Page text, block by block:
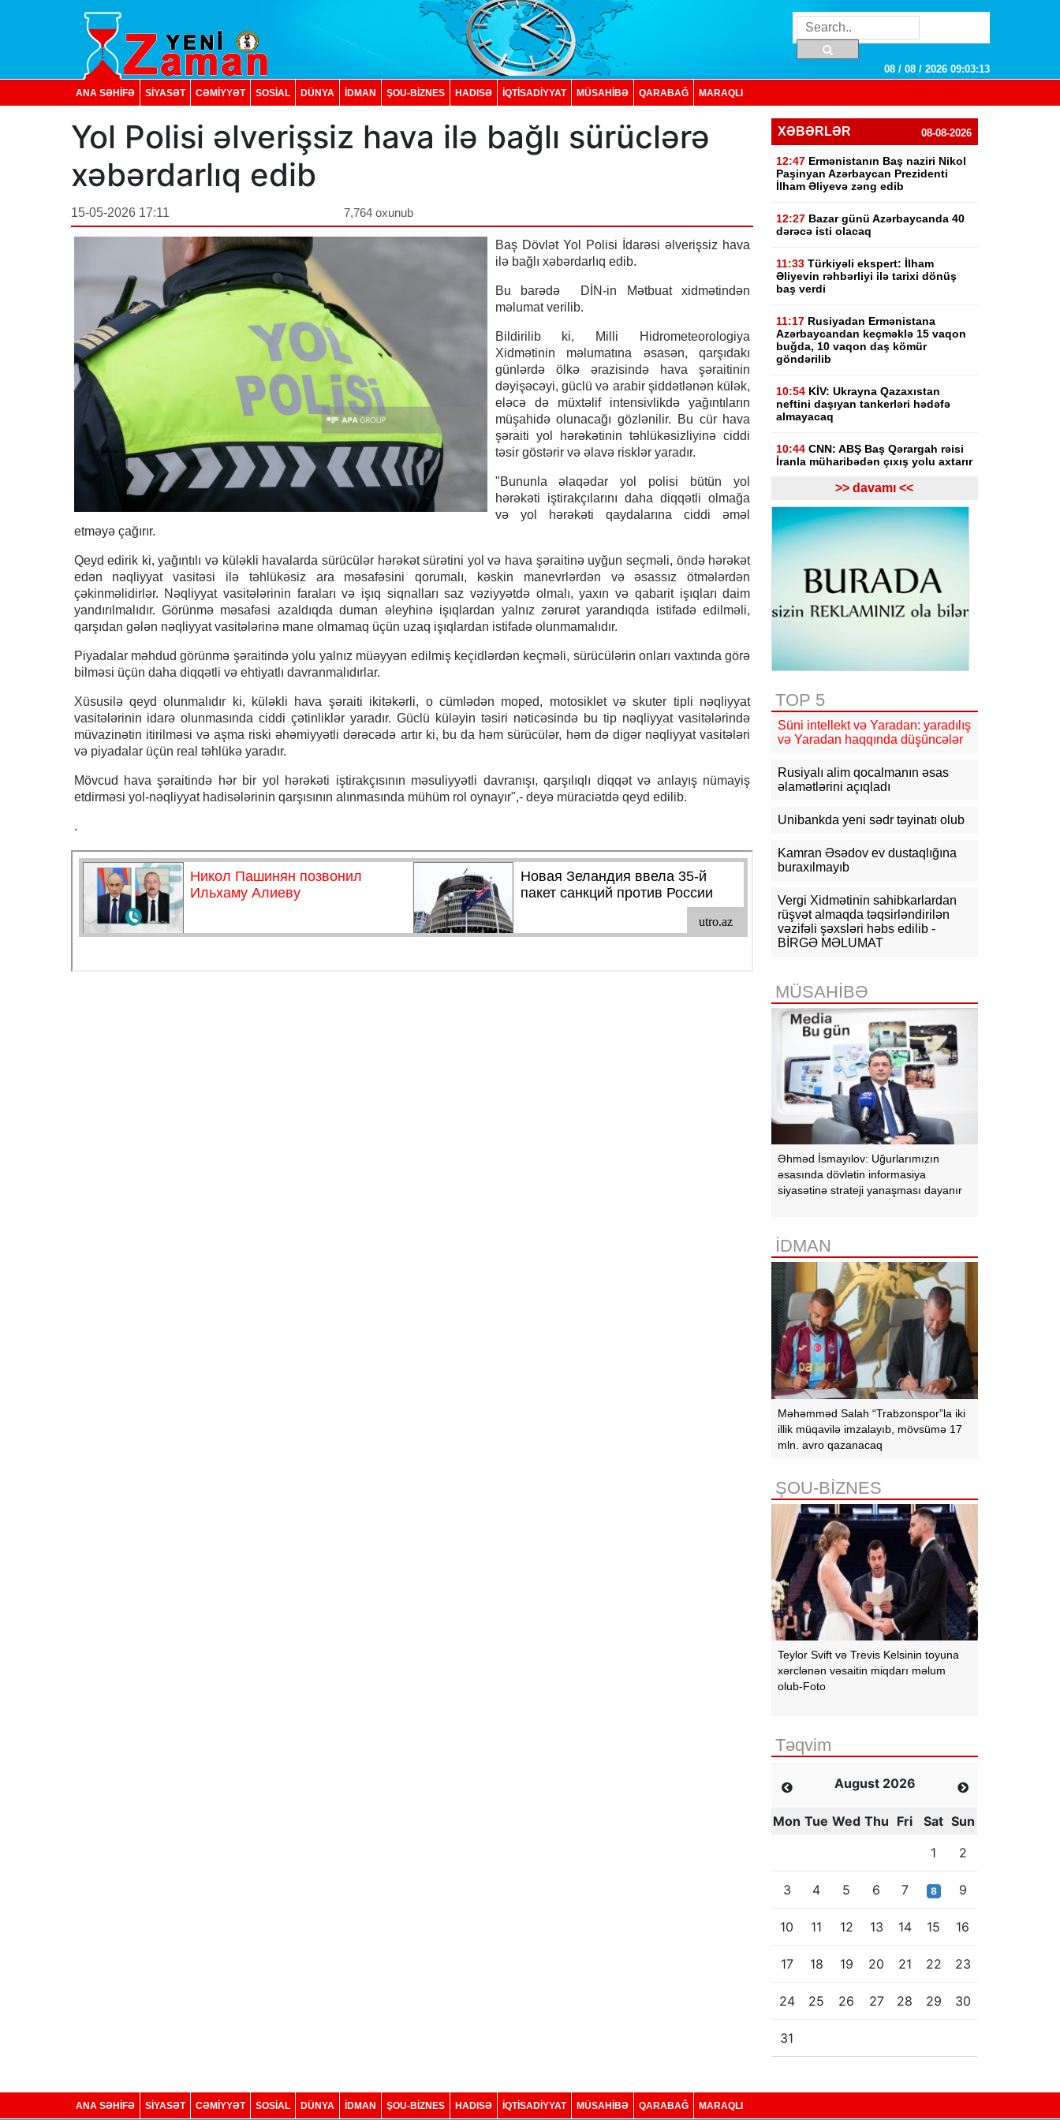
08 / 08 / 2026 09:03:14
ANA SƏHİFƏ SİYASƏT CƏMİYYƏT SOSIAL DÜNYA İDMAN ŞOU-BİZNES HADISƏ İQTISADIYYAT MÜSAHİBƏ QARABAĞ MARAQLI
Yol Polisi əlverişsiz hava ilə bağlı sürüclərə
xəbərdarlıq edib
15-05-2026 17:11 7,764 oxunub
Baş Dövlət Yol Polisi İdarəsi əlverişsiz hava
ilə bağlı xəbərdarlıq edib.
Bu barədə DİN-in Mətbuat xidmətindən
məlumat verilib.
Bildirilib ki, Milli Hidrometeorologiya
Xidmətinin məlumatına əsasən, qarşıdakı
günlərdə ölkə ərazisində hava şəraitinin
dəyişəcəyi, güclü və arabir şiddətlənən külək,
eləcə də müxtəlif intensivlikdə yağıntıların
müşahidə olunacağı gözlənilir. Bu cür hava
şəraiti yol hərəkətinin təhlükəsizliyinə ciddi
təsir göstərir və əlavə risklər yaradır.
"Bununla əlaqədar yol polisi bütün yol
hərəkəti iştirakçılarını daha diqqətli olmağa
və yol hərəkəti qaydalarına ciddi əməl
etməyə çağırır.
Qeyd edirik ki, yağıntılı və küləkli havalarda sürücülər hərəkət sürətini yol və hava şəraitinə uyğun seçməli, öndə hərəkət
edən nəqliyyat vasitəsi ilə təhlükəsiz ara məsafəsini qorumalı, kəskin manevrlərdən və əsassız ötmələrdən
çəkinməlidirlər. Nəqliyyat vasitələrinin faraları və işıq siqnalları saz vəziyyətdə olmalı, yaxın və qabarit işıqları daim
yandırılmalıdır. Görünmə məsafəsi azaldıqda duman əleyhinə işıqlardan yalnız zərurət yarandıqda istifadə edilməli,
qarşıdan gələn nəqliyyat vasitələrinə mane olmamaq üçün uzaq işıqlardan istifadə olunmamalıdır.
Piyadalar məhdud görünmə şəraitində yolu yalnız müəyyən edilmiş keçidlərdən keçməli, sürücülərin onları vaxtında görə
bilməsi üçün daha diqqətli və ehtiyatlı davranmalıdırlar.
Xüsusilə qeyd olunmalıdır ki, küləkli hava şəraiti ikitəkərli, o cümlədən moped, motosiklet və skuter tipli nəqliyyat
vasitələrinin idarə olunmasında ciddi çətinliklər yaradır. Güclü küləyin təsiri nəticəsində bu tip nəqliyyat vasitələrində
müvazinətin itirilməsi və aşma riski əhəmiyyətli dərəcədə artır ki, bu da həm sürücülər, həm də digər nəqliyyat vasitələri
və piyadalar üçün real təhlükə yaradır.
Mövcud hava şəraitində hər bir yol hərəkəti iştirakçısının məsuliyyətli davranışı, qarşılıqlı diqqət və anlayış nümayiş
etdirməsi yol-nəqliyyat hadisələrinin qarşısının alınmasında mühüm rol oynayır",- deyə müraciətdə qeyd edilib.
.
XƏBƏRLƏR 08-08-2026
12:47 Ermənistanın Baş naziri Nikol
Paşinyan Azərbaycan Prezidenti
İlham Əliyevə zəng edib
12:27 Bazar günü Azərbaycanda 40
dərəcə isti olacaq
11:33 Türkiyəli ekspert: İlham
Əliyevin rəhbərliyi ilə tarixi dönüş
baş verdi
11:17 Rusiyadan Ermənistana
Azərbaycandan keçməklə 15 vaqon
buğda, 10 vaqon daş kömür
göndərilib
10:54 KİV: Ukrayna Qazaxıstan
neftini daşıyan tankerləri hədəfə
almayacaq
10:44 CNN: ABŞ Baş Qərargah rəisi
İranla müharibədən çıxış yolu axtarır
Ermənistanın Baş naziri: Yaxın
vaxtlarda TRIPP layihəsinin praktiki
icrasına başlayacağıq
10:15
səhifəsi bağlanıb, sülh bərqərar
09:58
Paşinyan: Ermənistan ötən il
investisiya qoyulacaq
09:14 NYT: ABŞ Kubanın rəhbəri
vəzifəsinə namizəd axtarır
09:04Azərbaycan XİN
Gürcüstandakı münaqişənin sülh
yolu ilə həllinə dəstəyini təsdiqləyib
08:57Azərbaycan-ABŞ strateji
memorandumun imzalanmasının bir
ili tamam olur
07-08-2026
19:03 Bəzi yerlərə yağış yağacaq,
dolu düşəcək - XƏBƏRDARLIQ
üzərindən neft ixracını
genişləndirməyi planlaşdırır
>> davamı <<
TOP 5
Süni intellekt və Yaradan: yaradılış
və Yaradan haqqında düşüncələr
Rusiyalı alim qocalmanın əsas
əlamətlərini açıqladı
Unibankda yeni sədr təyinatı olub
Kamran Əsədov ev dustaqlığına
buraxılmayıb
Vergi Xidmətinin sahibkarlardan
rüşvət almaqda təqsirləndirilən
vəzifəli şəxsləri həbs edilib -
BİRGƏ MƏLUMAT
MÜSAHİBƏ
Əhməd İsmayılov: Uğurlarımızın
əsasında dövlətin informasiya
siyasətinə strateji yanaşması dayanır
İDMAN
Məhəmməd Salah “Trabzonspor”la iki
illik müqavilə imzalayıb, mövsümə 17
mln. avro qazanacaq
ŞOU-BİZNES
Teylor Svift və Trevis Kelsinin toyuna
xərclənən vəsaitin miqdarı məlum
olub-Foto
Təqvim
August 2026
Mon Tue Wed Thu Fri Sat Sun
1
2
3 4 5 6 7 8 9
10 11 12 13 14 15 16
17 18 19 20 21 22 23
24 25 26 27 28 29 30
31
ANA SƏHİFƏ SİYASƏT CƏMİYYƏT SOSIAL DÜNYA İDMAN ŞOU-BİZNES HADISƏ İQTISADIYYAT MÜSAHİBƏ QARABAĞ MARAQLI